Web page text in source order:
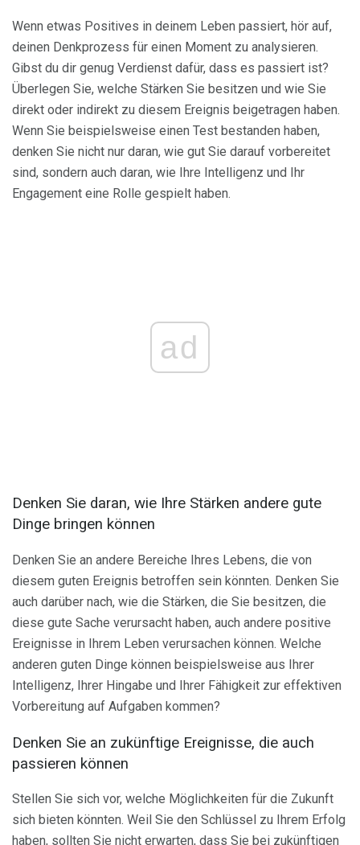
Wenn etwas Positives in deinem Leben passiert, hör auf,
deinen Denkprozess für einen Moment zu analysieren.
Gibst du dir genug Verdienst dafür, dass es passiert ist?
Überlegen Sie, welche Stärken Sie besitzen und wie Sie
direkt oder indirekt zu diesem Ereignis beigetragen haben.
Wenn Sie beispielsweise einen Test bestanden haben,
denken Sie nicht nur daran, wie gut Sie darauf vorbereitet
sind, sondern auch daran, wie Ihre Intelligenz und Ihr
Engagement eine Rolle gespielt haben.
ad
Denken Sie daran, wie Ihre Stärken andere gute
Dinge bringen können
Denken Sie an andere Bereiche Ihres Lebens, die von
diesem guten Ereignis betroffen sein könnten. Denken Sie
auch darüber nach, wie die Stärken, die Sie besitzen, die
diese gute Sache verursacht haben, auch andere positive
Ereignisse in Ihrem Leben verursachen können. Welche
anderen guten Dinge können beispielsweise aus Ihrer
Intelligenz, Ihrer Hingabe und Ihrer Fähigkeit zur effektiven
Vorbereitung auf Aufgaben kommen?
Denken Sie an zukünftige Ereignisse, die auch
passieren können
Stellen Sie sich vor, welche Möglichkeiten für die Zukunft
sich bieten könnten. Weil Sie den Schlüssel zu Ihrem Erfolg
haben, sollten Sie nicht erwarten, dass Sie bei zukünftigen